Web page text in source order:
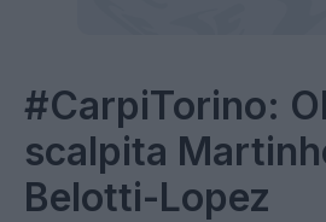
#CarpiTorino:
scalpita
Belotti-Lopez